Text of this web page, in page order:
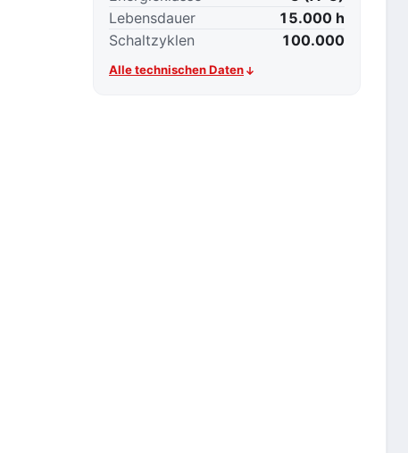
Lebensdauer
15.000 h
Schaltzyklen
100.000
Alle technischen Daten